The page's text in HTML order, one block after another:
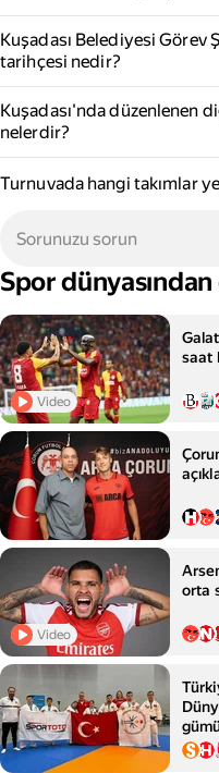
Kuşadası Belediyesi Görev
tarihçesi nedir?
Kuşadası'nda düzenlenen
nelerdir?
Turnuvada hangi takımlar
Spor
Video
saat
Video
orta